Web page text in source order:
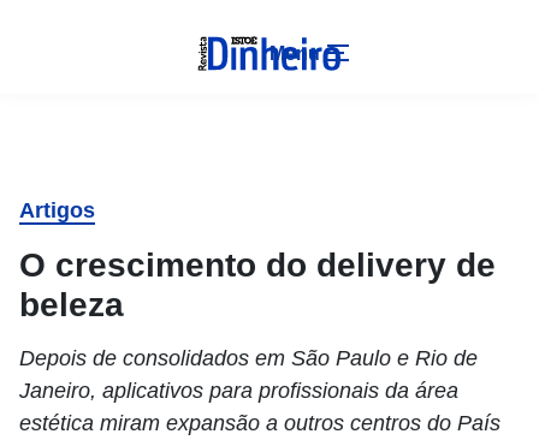
Menu
Artigos
O crescimento do delivery de
beleza
Depois de consolidados em São Paulo e Rio de
Janeiro, aplicativos para profissionais da área
estética miram expansão a outros centros do País